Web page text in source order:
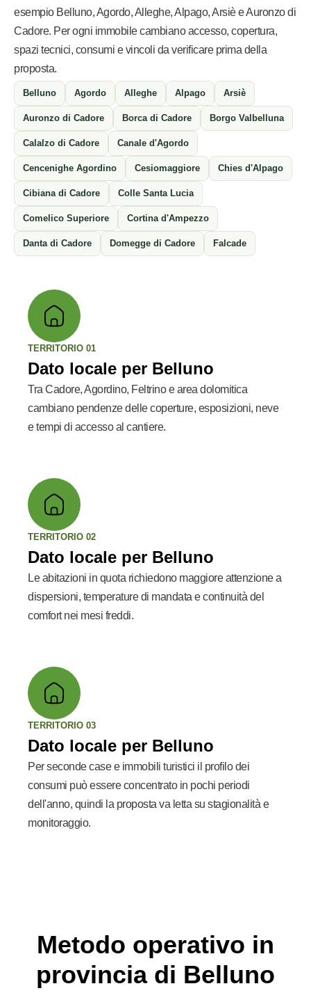
esempio Belluno, Agordo, Alleghe, Alpago, Arsiè e Auronzo di
Cadore. Per ogni immobile cambiano accesso, copertura,
spazi tecnici, consumi e vincoli da verificare prima della
proposta.
Belluno Agordo Alleghe Alpago Arsiè
Auronzo di Cadore Borca di Cadore Borgo Valbelluna
Calalzo di Cadore Canale d'Agordo
Cencenighe Agordino Cesiomaggiore Chies d'Alpago
Cibiana di Cadore Colle Santa Lucia
Comelico Superiore Cortina d'Ampezzo
Danta di Cadore Domegge di Cadore Falcade
TERRITORIO 01
Dato locale per Belluno
Tra Cadore, Agordino, Feltrino e area dolomitica
cambiano pendenze delle coperture, esposizioni, neve
e tempi di accesso al cantiere.
TERRITORIO 02
Dato locale per Belluno
Le abitazioni in quota richiedono maggiore attenzione a
dispersioni, temperature di mandata e continuità del
comfort nei mesi freddi.
TERRITORIO 03
Dato locale per Belluno
Per seconde case e immobili turistici il profilo dei
consumi può essere concentrato in pochi periodi
dell'anno, quindi la proposta va letta su stagionalità e
monitoraggio.
Metodo operativo in
provincia di Belluno